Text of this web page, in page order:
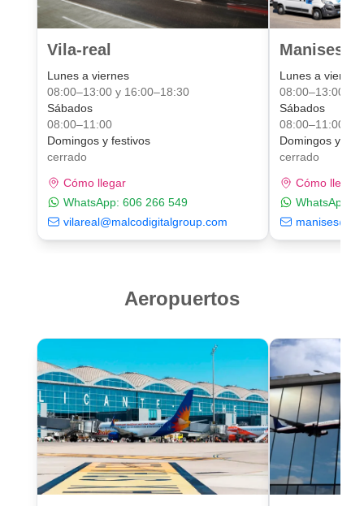
Vila-real
Lunes a viernes
08:00–13:00 y 16:00–18:30
Sábados
08:00–11:00
Domingos y festivos
cerrado
Cómo llegar
WhatsApp: 606 266 549
vilareal@malcodigitalgroup.com
Manises
Lunes a viernes
08:00–13:00 y
Sábados
08:00–11:00
Domingos y
cerrado
Cómo llegar
WhatsApp:
Aeropuertos